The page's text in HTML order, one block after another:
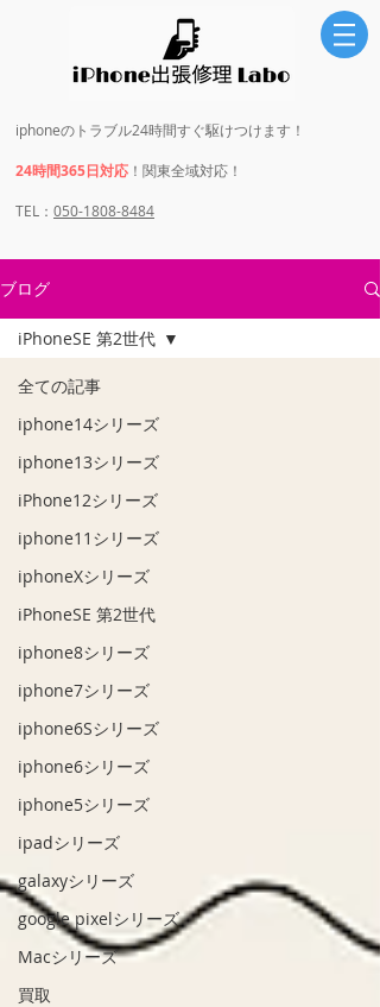
iphoneのトラブル24時間すぐ駆けつけます！
24時間365日対応 ！関東全域対応！
​​TEL： 050-1808-8484
ブログ
全ての記事
iphone14シリーズ
iphone13シリーズ
iPhone12シリーズ
iphone11シリーズ
iphoneXシリーズ
iPhoneSE 第2世代
iphone8シリーズ
iphone7シリーズ
iphone6Sシリーズ
iphone6シリーズ
iphone5シリーズ
ipadシリーズ
galaxyシリーズ
google pixelシリーズ
Macシリーズ
買取
iPhoneSE 第2世代